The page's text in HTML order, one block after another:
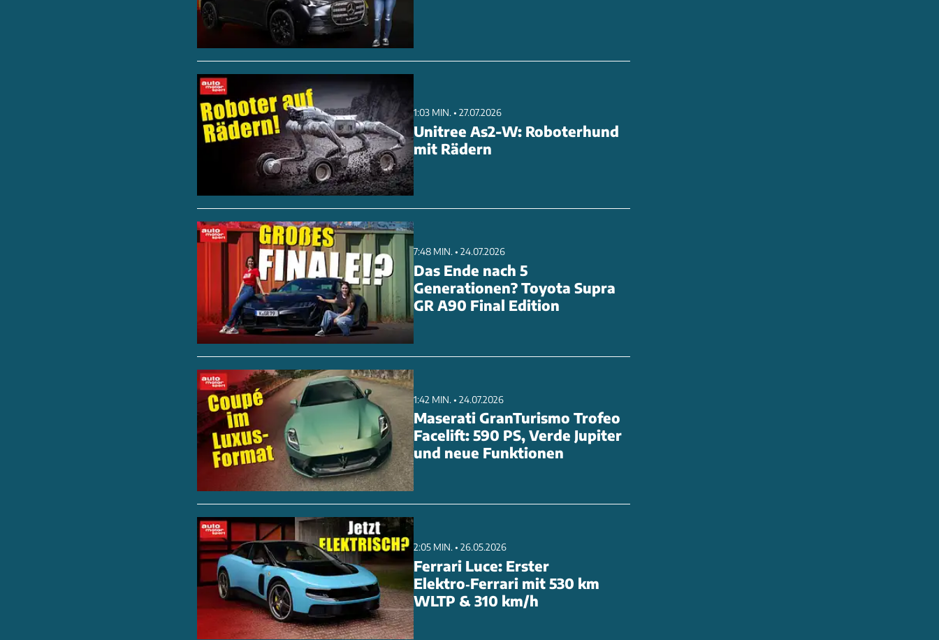
1:03 MIN. • 27.07.2026
Unitree As2-W: Roboterhund
mit Rädern
7:48 MIN. • 24.07.2026
Das Ende nach 5
Generationen? Toyota Supra
GR A90 Final Edition
1:42 MIN. • 24.07.2026
Maserati GranTurismo Trofeo
Facelift: 590 PS, Verde Jupiter
und neue Funktionen
2:05 MIN. • 26.05.2026
Ferrari Luce: Erster
Elektro‑Ferrari mit 530 km
WLTP & 310 km/h